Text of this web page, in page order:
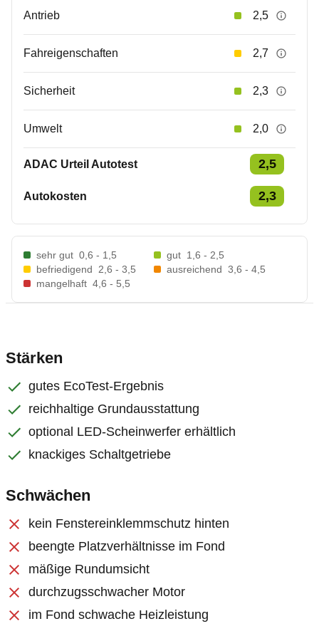
Antrieb 2,5
Fahreigenschaften 2,7
Sicherheit 2,3
Umwelt 2,0
ADAC Urteil Autotest 2,5
Autokosten 2,3
sehr gut 0,6 - 1,5 gut 1,6 - 2,5
befriedigend
2,6 - 3,5 ausreichend 3,6 - 4,5
mangelhaft 4,6 - 5,5
Stärken
gutes EcoTest-Ergebnis
reichhaltige Grundausstattung
optional LED-Scheinwerfer erhältlich
knackiges Schaltgetriebe
Schwächen
kein Fenstereinklemmschutz hinten
beengte Platzverhältnisse im Fond
mäßige Rundumsicht
durchzugsschwacher Motor
im Fond schwache Heizleistung